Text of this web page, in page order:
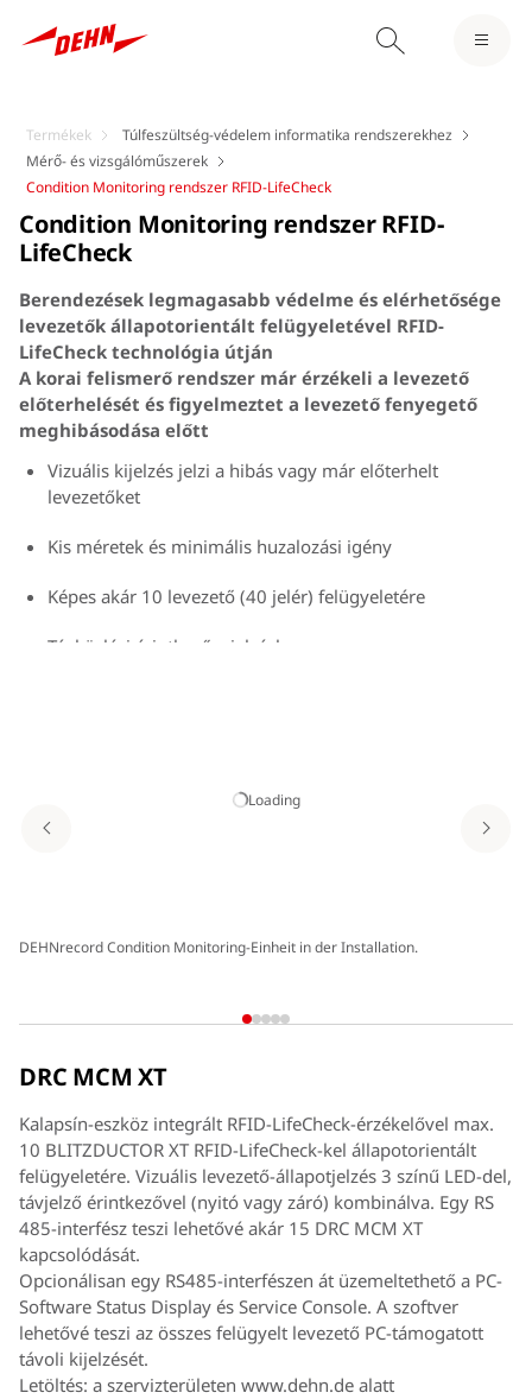
Termékek
Túlfeszültség-védelem informatika rendszerekhez
Mérő- és vizsgálóműszerek
Condition Monitoring rendszer RFID-LifeCheck
Loading
DEHNrecord Condition Monitoring-Einheit in der Installation.
Condition Monitoring rendszer RFID-
LifeCheck
Berendezések legmagasabb védelme és elérhetősége
levezetők állapotorientált felügyeletével RFID-
LifeCheck technológia útján
A korai felismerő rendszer már érzékeli a levezető
előterhelését és figyelmeztet a levezető fenyegető
meghibásodása előtt
Vizuális kijelzés jelzi a hibás vagy már előterhelt
levezetőket
Kis méretek és minimális huzalozási igény
Képes akár 10 levezető (40 jelér) felügyeletére
Távközlési érintkező a jelzéshez
DRC MCM XT
Kalapsín-eszköz integrált RFID-LifeCheck-érzékelővel max.
10 BLITZDUCTOR XT RFID-LifeCheck-kel állapotorientált
felügyeletére. Vizuális levezető-állapotjelzés 3 színű LED-del,
távjelző érintkezővel (nyitó vagy záró) kombinálva. Egy RS
485-interfész teszi lehetővé akár 15 DRC MCM XT
kapcsolódását.
Opcionálisan egy RS485-interfészen át üzemeltethető a PC-
Software Status Display és Service Console. A szoftver
lehetővé teszi az összes felügyelt levezető PC-támogatott
távoli kijelzését.
Letöltés: a szervizterületen www.dehn.de alatt